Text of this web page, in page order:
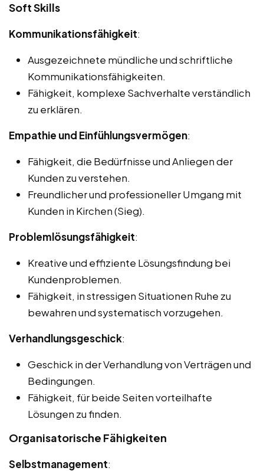
Soft Skills
Kommunikationsfähigkeit:
Ausgezeichnete mündliche und schriftliche
Kommunikationsfähigkeiten.
Fähigkeit, komplexe Sachverhalte verständlich
zu erklären.
Empathie und Einfühlungsvermögen:
Fähigkeit, die Bedürfnisse und Anliegen der
Kunden zu verstehen.
Freundlicher und professioneller Umgang mit
Kunden in Kirchen (Sieg).
Problemlösungsfähigkeit:
Kreative und effiziente Lösungsfindung bei
Kundenproblemen.
Fähigkeit, in stressigen Situationen Ruhe zu
bewahren und systematisch vorzugehen.
Verhandlungsgeschick:
Geschick in der Verhandlung von Verträgen und
Bedingungen.
Fähigkeit, für beide Seiten vorteilhafte
Lösungen zu finden.
Organisatorische Fähigkeiten
Selbstmanagement: